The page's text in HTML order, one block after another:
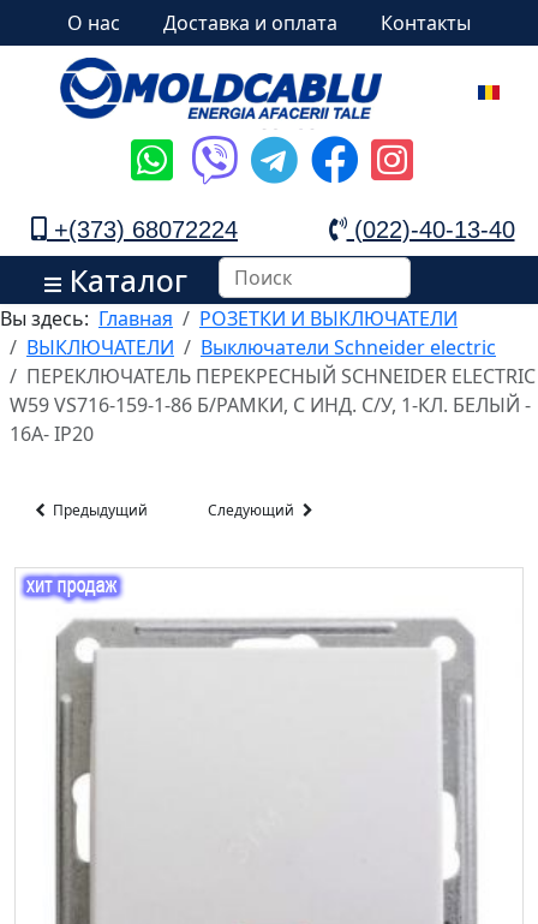
О нас Доставка и оплата Контакты
+(373) 68072224 (022)-40-13-40
Каталог
Вы здесь: Главная
РОЗЕТКИ И ВЫКЛЮЧАТЕЛИ
ВЫКЛЮЧАТЕЛИ
Выключатели Schneider electric
ПЕРЕКЛЮЧАТЕЛЬ ПЕРЕКРЕСНЫЙ SCHNEIDER ELECTRIC
W59 VS716-159-1-86 Б/РАМКИ, С ИНД. С/У, 1-КЛ. БЕЛЫЙ -
16А- IP20
Предыдущий Следующий